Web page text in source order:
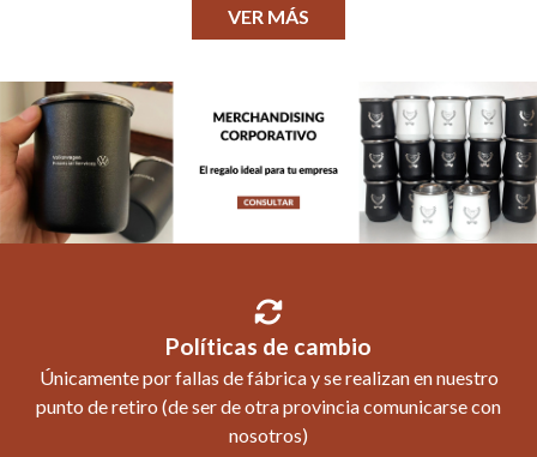
VER MÁS
Políticas de cambio
Únicamente por fallas de fábrica y se realizan en nuestro
punto de retiro (de ser de otra provincia comunicarse con
nosotros)